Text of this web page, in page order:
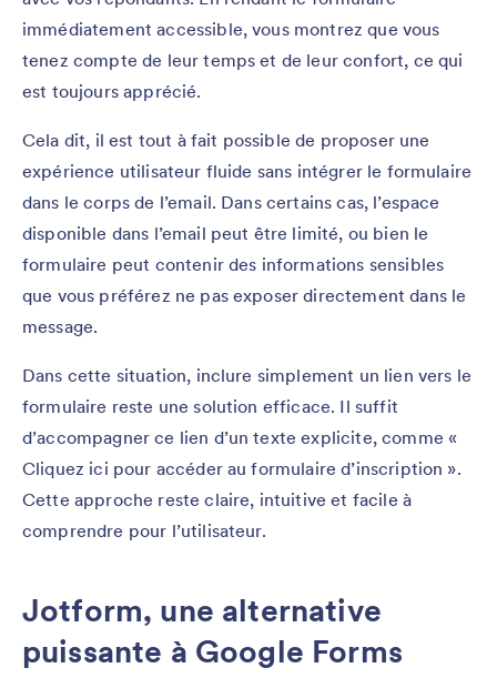
immédiatement accessible, vous montrez que vous
tenez compte de leur temps et de leur confort, ce qui
est toujours apprécié.
Cela dit, il est tout à fait possible de proposer une
expérience utilisateur fluide sans intégrer le formulaire
dans le corps de l’email. Dans certains cas, l’espace
disponible dans l’email peut être limité, ou bien le
formulaire peut contenir des informations sensibles
que vous préférez ne pas exposer directement dans le
message.
Dans cette situation, inclure simplement un lien vers le
formulaire reste une solution efficace. Il suffit
d’accompagner ce lien d’un texte explicite, comme «
Cliquez ici pour accéder au formulaire d’inscription ».
Cette approche reste claire, intuitive et facile à
comprendre pour l’utilisateur.
Jotform, une alternative
puissante à Google Forms